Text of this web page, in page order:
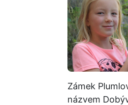
Zámek
názvem